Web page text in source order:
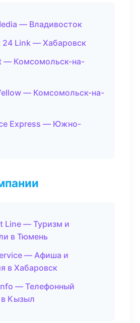
— Владивосток
24 Link — Хабаровск
— Комсомольск-на-
— Комсомольск-на-
Express — Южно-
Line — Туризм и
в Тюмень
— Афиша и
в Хабаровск
— Телефонный
в Кызыл